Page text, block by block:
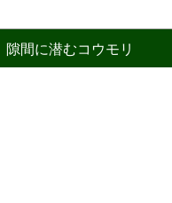
隙間に潜むコウモリ